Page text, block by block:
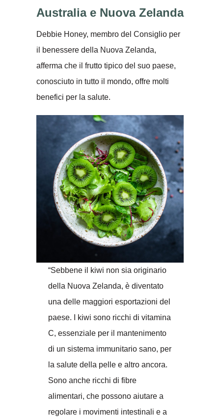
Australia e Nuova Zelanda
Debbie Honey, membro del Consiglio per
il benessere della Nuova Zelanda,
afferma che il frutto tipico del suo paese,
conosciuto in tutto il mondo, offre molti
benefici per la salute.
“Sebbene il kiwi non sia originario
della Nuova Zelanda, è diventato
una delle maggiori esportazioni del
paese. I kiwi sono ricchi di vitamina
C, essenziale per il mantenimento
di un sistema immunitario sano, per
la salute della pelle e altro ancora.
Sono anche ricchi di fibre
alimentari, che possono aiutare a
regolare i movimenti intestinali e a